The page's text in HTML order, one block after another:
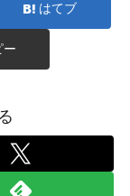
はてブ
ー